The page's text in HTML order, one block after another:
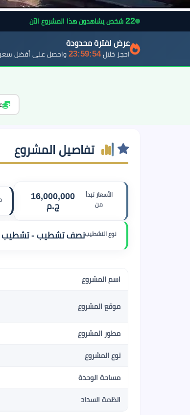
22 شخص يشاهدون هذا المشروع الآن
عرض لفترة محدودة
احجز خلال23:59:52 واحصل على أفضل
تفاصيل المشروع
الأسعار تبدأ
من
16,000,000
ج.م
نوع التشطيبنصف تشطيب - تشطيب
اسم المشروع
موقع المشروع
مطور المشروع
نوع المشروع
مساحة الوحدة
انظمة السداد